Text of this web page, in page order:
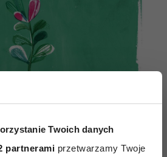
Twoich danych
partnerami przetwarzamy Twoje